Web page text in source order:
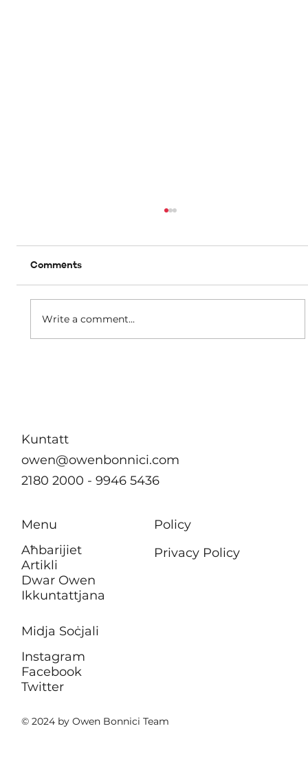
Comments
Write a comment...
© 2024 by Owen Bonnici Team
Kuntatt
owen@owenbonnici.com
2180 2000 - 9946 5436
Menu
Aħbarijiet
Artikli
Dwar Owen
Ikkuntattjana
Policy
Privacy Policy
Midja Soċjali
Instagram
Facebook
Twitter